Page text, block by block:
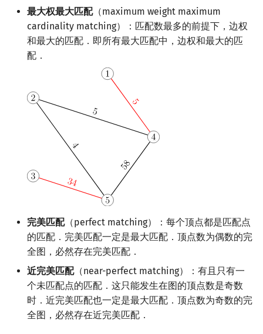
类欧几里德算法
Meissel–Lehmer 算法
最大权最大匹配（maximum weight maximum
cardinality matching）：匹配数最多的前提下，边权
和最大的匹配．即所有最大匹配中，边权和最大的匹
配．
完美匹配（perfect matching）：每个顶点都是匹配点
的匹配．完美匹配一定是最大匹配．顶点数为偶数的完
全图，必然存在完美匹配．
近完美匹配（near-perfect matching）：有且只有一
个未匹配点的匹配．这只能发生在图的顶点数是奇数
时．近完美匹配也一定是最大匹配．顶点数为奇数的完
全图，必然存在近完美匹配．